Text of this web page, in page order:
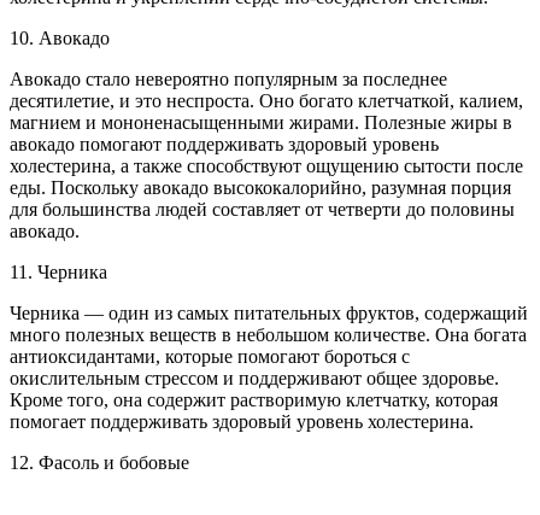
10. Авокадо
Авокадо стало невероятно популярным за последнее
десятилетие, и это неспроста. Оно богато клетчаткой, калием,
магнием и мононенасыщенными жирами. Полезные жиры в
авокадо помогают поддерживать здоровый уровень
холестерина, а также способствуют ощущению сытости после
еды. Поскольку авокадо высококалорийно, разумная порция
для большинства людей составляет от четверти до половины
авокадо.
11. Черника
Черника — один из самых питательных фруктов, содержащий
много полезных веществ в небольшом количестве. Она богата
антиоксидантами, которые помогают бороться с
окислительным стрессом и поддерживают общее здоровье.
Кроме того, она содержит растворимую клетчатку, которая
помогает поддерживать здоровый уровень холестерина.
12. Фасоль и бобовые